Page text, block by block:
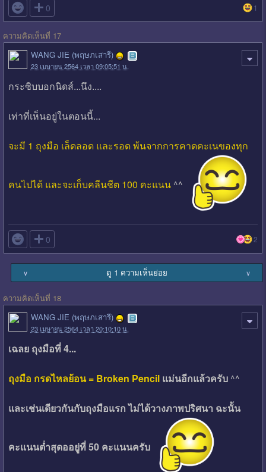
 0 1
ความคิดเห็นที่ 17
WANG JIE (พฤษภเสารี)
23 เมษายน 2564 เวลา 09:05:51 น.
กระซิบบอกนิดส์...นึง....
เท่าที่เห็นอยู่ในตอนนี้...
จะมี 1 ถุงมือ เล็ดลอด และรอด พ้นจากการคาดคะเนของทุก
คนไปได้ และจะเก็บคลีนชีต 100 คะแนน^^
 0 2
∨ ดู 1 ความเห็นย่อย ∨
ความคิดเห็นที่ 18
WANG JIE (พฤษภเสารี)
23 เมษายน 2564 เวลา 20:10:10 น.
เฉลย ถุงมือที่ 4...
ถุงมือ กรดไหลย้อน = Broken Pencilแม่นอีกแล้วครับ^^
และเช่นเดียวกันกับถุงมือแรก ไม่ได้วางภาพปริศนา ฉะนั้น
คะแนนต่ำสุดออยู่ที่ 50 คะแนนครับ